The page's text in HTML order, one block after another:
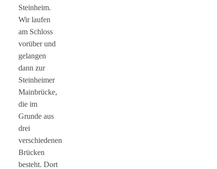
Steinheim.
Wir laufen
am Schloss
vorüber und
gelangen
dann zur
Steinheimer
Mainbrücke,
die im
Grunde aus
drei
verschiedenen
Brücken
besteht. Dort